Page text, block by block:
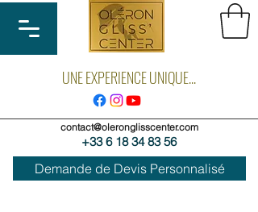
UNE EXPERIENCE UNIQUE...
contact@oleronglisscenter.com
+33 6 18 34 83 56
Demande de Devis Personnalisé